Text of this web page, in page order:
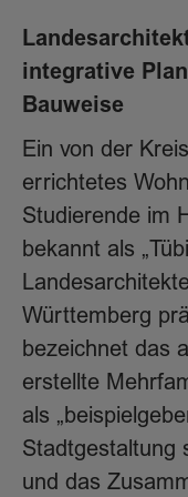
integrative
Bauweise
Ein von der
errichtetes
Studierende im
bekannt als
Württemberg
bezeichnet das
erstellte
als
Stadtgestaltung
und das